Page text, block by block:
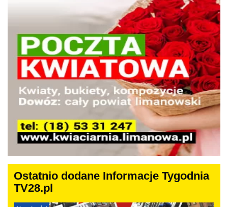
Ostatnio dodane Informacje Tygodnia
TV28.pl